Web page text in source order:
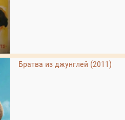
Братва из джунглей (2011)